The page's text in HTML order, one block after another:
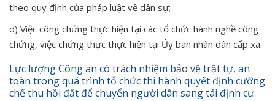
theo quy định của pháp luật về dân sự;
d) Việc công chứng thực hiện tại các tổ chức hành nghề công
chứng, việc chứng thực thực hiện tại Ủy ban nhân dân cấp xã.
Lực lượng Công an có trách nhiệm bảo vệ trật tự, an
toàn trong quá trình tổ chức thi hành quyết định cưỡng
chế thu hồi đất để chuyển người dân sang tái định cư.